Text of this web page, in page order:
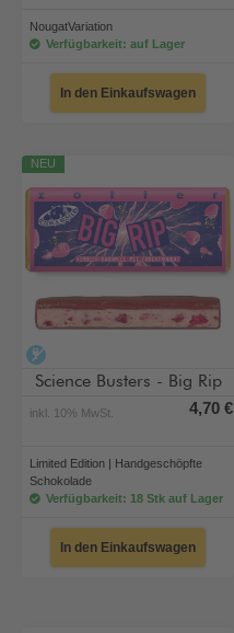
NougatVariation
Verfügbarkeit: auf Lager
In den Einkaufswagen
NEU
Science Busters - Big Rip
inkl. 10% MwSt. 4,70 €
Limited Edition | Handgeschöpfte
Schokolade
Verfügbarkeit: 18 Stk auf Lager
In den Einkaufswagen